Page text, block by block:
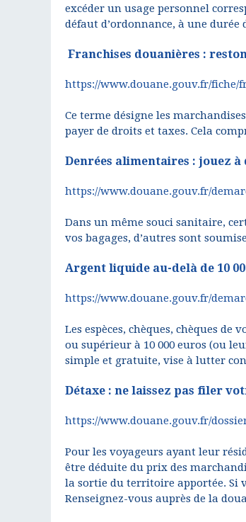
excéder un usage personnel
défaut d’ordonnance, à une
Franchises douanières :
https://www.douane.gouv.fr/fiche/
Ce terme désigne les
payer de droits et taxes. Cela
Denrées alimentaires : jouez
https://www.douane.gouv.fr/
Dans un même souci sanitaire,
vos bagages, d’autres sont
Argent liquide au-delà de 10
https://www.douane.gouv.fr/
Les espèces, chèques, chèques
ou supérieur à 10 000 euros (ou
simple et gratuite, vise à lutter
Détaxe : ne laissez pas filer
https://www.douane.gouv.fr/
Pour les voyageurs ayant leur
être déduite du prix des
la sortie du territoire apportée. Si
Renseignez-vous auprès de la